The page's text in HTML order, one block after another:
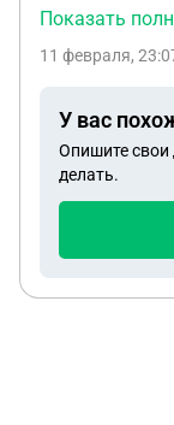
загрязняем
контейнером,
Показать
11 февраля,
У вас
Опишите свои
делать.